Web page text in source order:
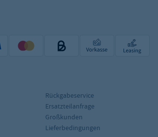
Rückgabeservice
Ersatzteilanfrage
Großkunden
Lieferbedingungen